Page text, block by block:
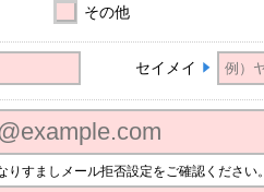
その他
セイメイ
すましメール拒否設定をご確認ください。